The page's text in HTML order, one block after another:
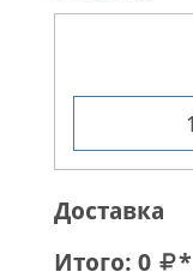
Доставка
Итого: 0 *